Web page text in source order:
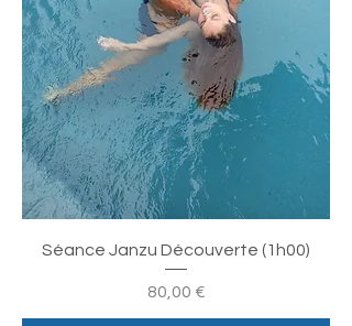
Séance Janzu Découverte (1h00)
Prix
80,00 €